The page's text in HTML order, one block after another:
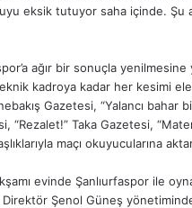
eksik tutuyor saha içinde. Şu
ağır bir sonuçla
kadroya kadar her kesimi
Gazetesi, “Yalancı bahar
“Rezalet!” Taka Gazetesi,
maçı okuyucularına
evinde Şanlıurfaspor ile
Şenol Güneş